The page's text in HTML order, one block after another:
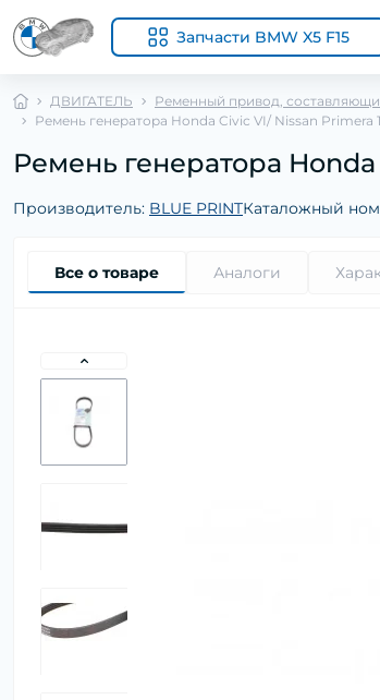
Запчасти BMW X5 F15
ДВИГАТЕЛЬ Ременный привод,
Ремень генератора Honda Civic VI/ Nissan Primera
Ремень генератора Honda
Производитель: BLUE PRINTКаталожный
Все о товаре Аналоги